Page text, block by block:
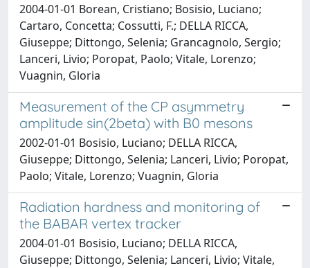
2004-01-01 Borean, Cristiano; Bosisio, Luciano;
Cartaro, Concetta; Cossutti, F.; DELLA RICCA,
Giuseppe; Dittongo, Selenia; Grancagnolo, Sergio;
Lanceri, Livio; Poropat, Paolo; Vitale, Lorenzo;
Vuagnin, Gloria
Measurement of the CP asymmetry
amplitude sin(2beta) with B0 mesons
2002-01-01 Bosisio, Luciano; DELLA RICCA,
Giuseppe; Dittongo, Selenia; Lanceri, Livio; Poropat,
Paolo; Vitale, Lorenzo; Vuagnin, Gloria
Radiation hardness and monitoring of
the BABAR vertex tracker
2004-01-01 Bosisio, Luciano; DELLA RICCA,
Giuseppe; Dittongo, Selenia; Lanceri, Livio; Vitale,